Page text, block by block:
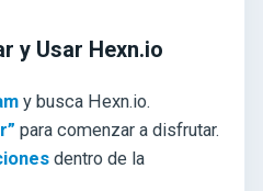
y Usar Hexn.io
y busca Hexn.io.
para comenzar a disfrutar.
dentro de la